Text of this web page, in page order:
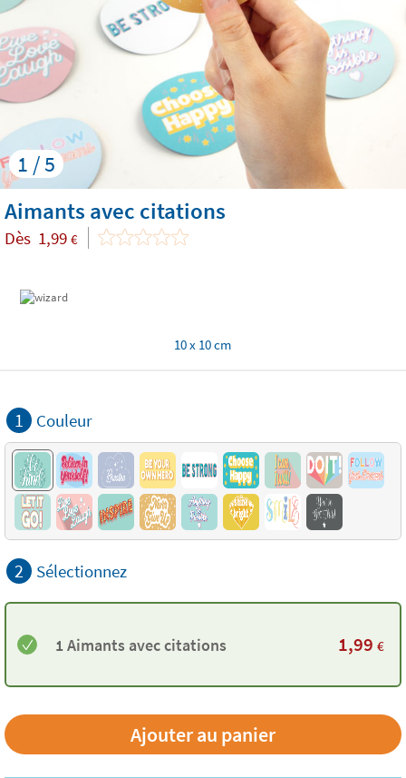
1 / 5
Aimants avec citations
Dès 1,99 €
10 x 10 cm
1 Couleur
2 Sélectionnez
1 Aimants avec citations 1,99 €